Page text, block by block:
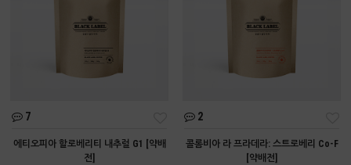
7
에티오피아 할로베리티 내추럴 G1 [약배
전]
2
콜롬비아 라 프라데라: 스트로베리 Co-F
[약배전]